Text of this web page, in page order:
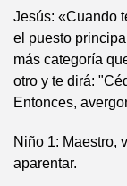
Jesús: «Cuando
el puesto
más categoría
otro y te dirá:
Entonces,
Niño 1: Maestro,
aparentar.